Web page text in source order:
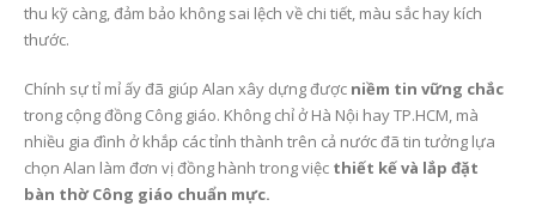
thu kỹ càng, đảm bảo không sai lệch về chi tiết, màu sắc hay kích
thước.
Chính sự tỉ mỉ ấy đã giúp Alan xây dựng được niềm tin vững chắc
trong cộng đồng Công giáo. Không chỉ ở Hà Nội hay TP.HCM, mà
nhiều gia đình ở khắp các tỉnh thành trên cả nước đã tin tưởng lựa
chọn Alan làm đơn vị đồng hành trong việc thiết kế và lắp đặt
bàn thờ Công giáo chuẩn mực.